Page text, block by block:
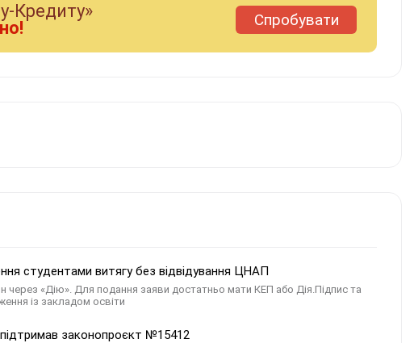
Кредиту»
Спробувати
студентами витягу без відвідування ЦНАП
через «Дію». Для подання заяви достатньо мати КЕП або Дія.Підпис та
із закладом освіти
підтримав законопроєкт №15412